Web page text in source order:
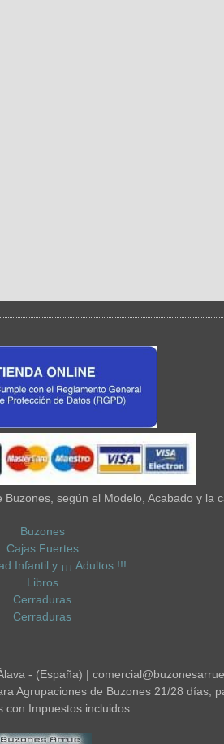
según el Modelo, Acabado y la
Buzones
Cajas Fuertes
Infantil y ¡¡¡ Adultos !!!
Libros
Cerraduras
Cerraduras
- (España) |
Agrupaciones de Buzones 21/28 días,
con Impuestos incluidos